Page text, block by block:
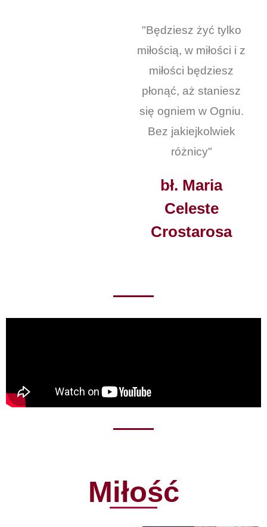
"Będziesz żyć tylko
miłością, w miłości i z
miłości będziesz
płonąć, aż staniesz
się ogniem w Ogniu.
Bez jakiejkolwiek
różnicy"
bł. Maria
Celeste
Crostarosa
Miłość